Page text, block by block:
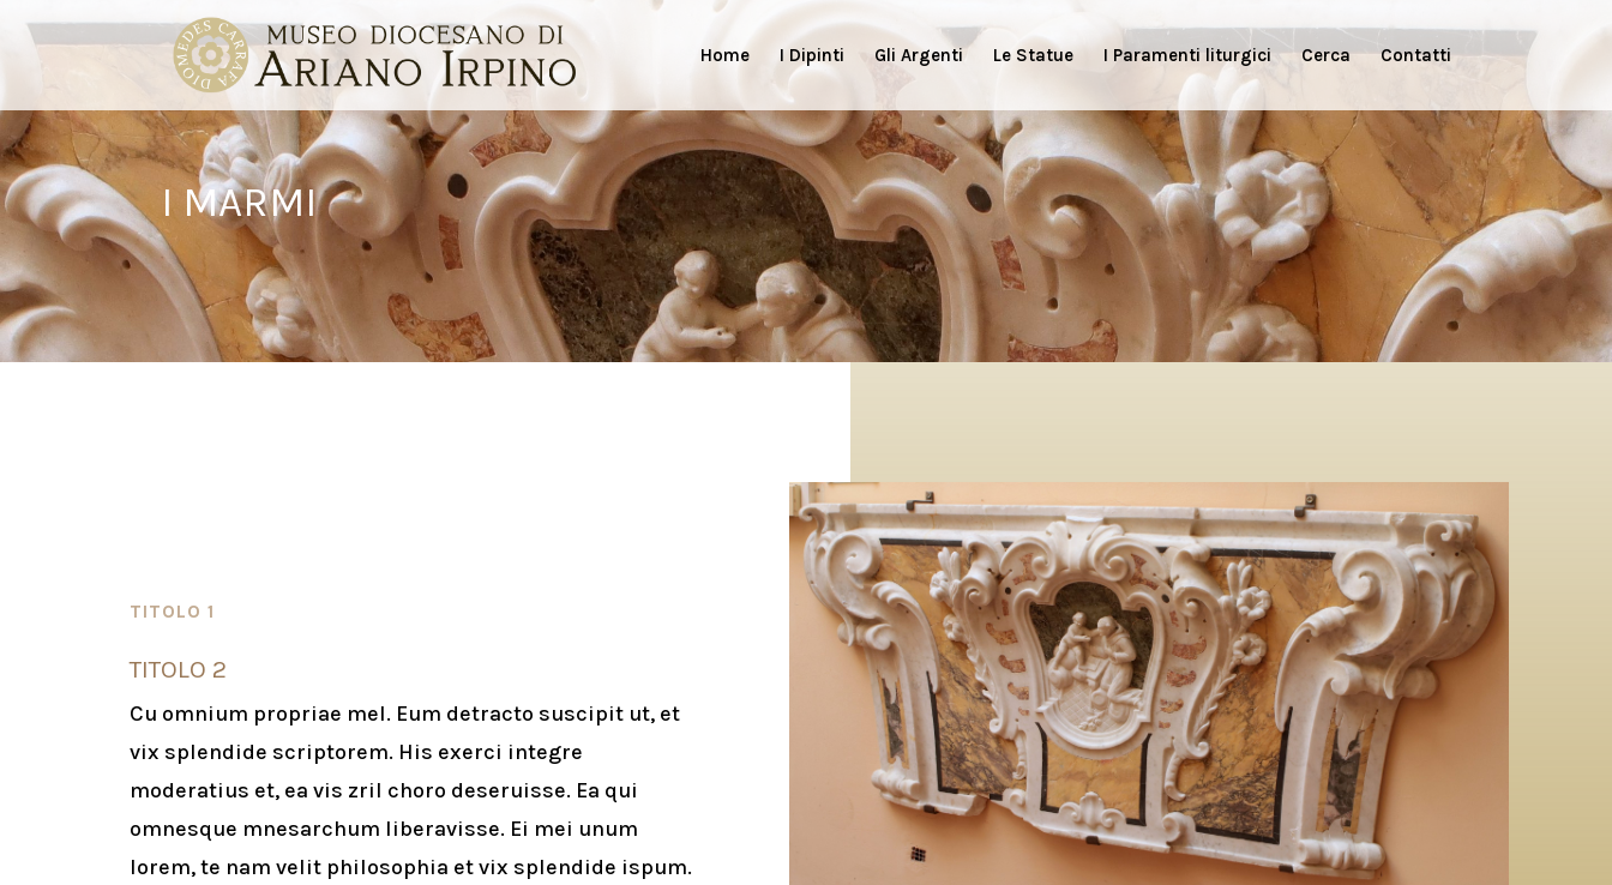
Home I Dipinti Gli Argenti Le Statue I Paramenti liturgici Cerca Contatti
I MARMI
TITOLO 1
TITOLO 2
Cu omnium propriae mel. Eum detracto suscipit ut, et
vix splendide scriptorem. His exerci integre
moderatius et, ea vis zril choro deseruisse. Ea qui
omnesque mnesarchum liberavisse. Ei mei unum
lorem, te nam velit philosophia et vix splendide ispum.